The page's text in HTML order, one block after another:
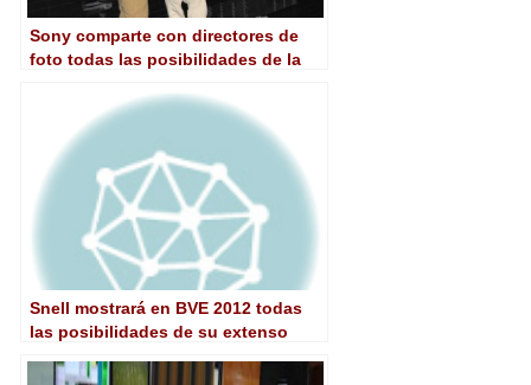
Sony comparte con directores de
foto todas las posibilidades de la
Snell mostrará en BVE 2012 todas
las posibilidades de su extenso